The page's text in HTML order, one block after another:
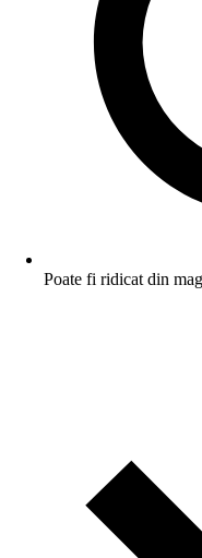
Poate fi ridicat din